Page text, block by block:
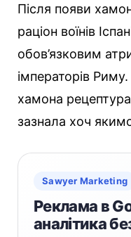
Після появи
раціон воїнів
обов’язковим
імператорів
хамона
зазнала хоч
Sawyer Marketing
Реклама в
аналітика